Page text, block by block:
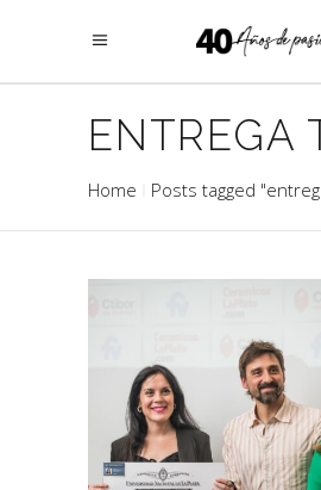
ENTREGA
Home Posts tagged